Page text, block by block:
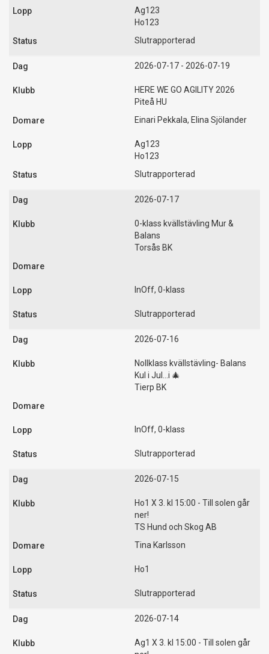
Ag123
Ho123
Slutrapporterad
2026-07-17 - 2026-07-19
HERE WE GO AGILITY 2026
Piteå HU
Einari Pekkala, Elina Sjölander
Ag123
Ho123
Slutrapporterad
2026-07-17
0-klass kvällstävling Mur &
Balans
Torsås BK
InOff, 0-klass
Slutrapporterad
2026-07-16
Nollklass kvällstävling- Balans
Kul i Jul...i 🎄
Tierp BK
InOff, 0-klass
Slutrapporterad
2026-07-15
Ho1 X 3. kl 15:00 - Till solen går
ner!
TS Hund och Skog AB
Tina Karlsson
Ho1
Slutrapporterad
2026-07-14
Ag1 X 3. kl 15:00 - Till solen går